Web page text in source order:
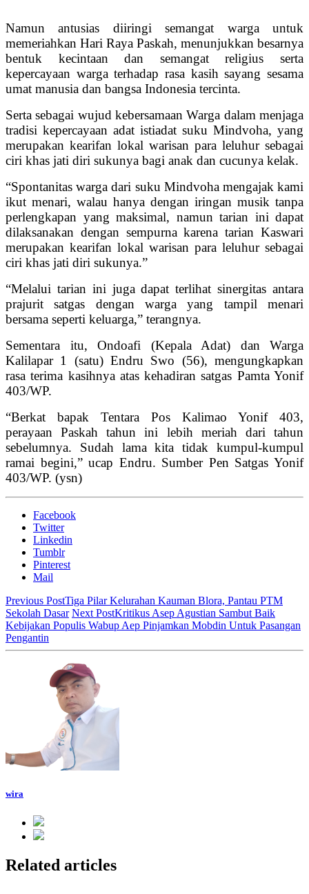
Namun antusias diiringi semangat warga untuk
memeriahkan Hari Raya Paskah, menunjukkan besarnya
bentuk kecintaan dan semangat religius serta
kepercayaan warga terhadap rasa kasih sayang sesama
umat manusia dan bangsa Indonesia tercinta.
Serta sebagai wujud kebersamaan Warga dalam menjaga
tradisi kepercayaan adat istiadat suku Mindvoha, yang
merupakan kearifan lokal warisan para leluhur sebagai
ciri khas jati diri sukunya bagi anak dan cucunya kelak.
“Spontanitas warga dari suku Mindvoha mengajak kami
ikut menari, walau hanya dengan iringan musik tanpa
perlengkapan yang maksimal, namun tarian ini dapat
dilaksanakan dengan sempurna karena tarian Kaswari
merupakan kearifan lokal warisan para leluhur sebagai
ciri khas jati diri sukunya.”
“Melalui tarian ini juga dapat terlihat sinergitas antara
prajurit satgas dengan warga yang tampil menari
bersama seperti keluarga,” terangnya.
Sementara itu, Ondoafi (Kepala Adat) dan Warga
Kalilapar 1 (satu) Endru Swo (56), mengungkapkan
rasa terima kasihnya atas kehadiran satgas Pamta Yonif
403/WP.
“Berkat bapak Tentara Pos Kalimao Yonif 403,
perayaan Paskah tahun ini lebih meriah dari tahun
sebelumnya. Sudah lama kita tidak kumpul-kumpul
ramai begini,” ucap Endru. Sumber Pen Satgas Yonif
403/WP. (ysn)
Facebook
Twitter
Linkedin
Tumblr
Pinterest
Mail
Previous PostTiga Pilar Kelurahan Kauman Blora, Pantau PTM
Sekolah Dasar Next PostKritikus Asep Agustian Sambut Baik
Kebijakan Populis Wabup Aep Pinjamkan Mobdin Untuk Pasangan
Pengantin
wira
Related articles